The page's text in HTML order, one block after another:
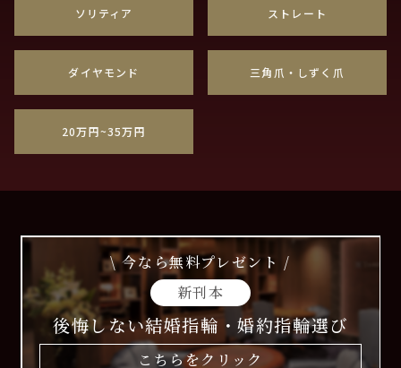
ソリティア ストレート
ダイヤモンド 三角爪・しずく爪
20万円~35万円
\ 今なら無料プレゼント /
新刊本
後悔しない結婚指輪・婚約指輪選び
こちらをクリック